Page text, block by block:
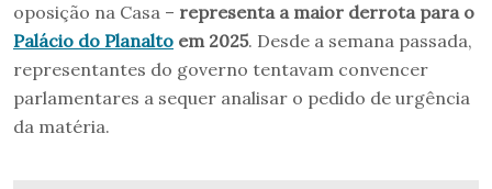
oposição na Casa – representa a maior derrota para o
Palácio do Planalto em 2025. Desde a semana passada,
representantes do governo tentavam convencer
parlamentares a sequer analisar o pedido de urgência
da matéria.